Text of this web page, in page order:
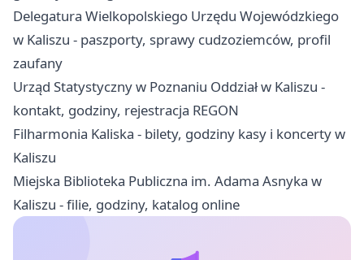
Delegatura Wielkopolskiego Urzędu Wojewódzkiego
w Kaliszu - paszporty, sprawy cudzoziemców, profil
zaufany
Urząd Statystyczny w Poznaniu Oddział w Kaliszu -
kontakt, godziny, rejestracja REGON
Filharmonia Kaliska - bilety, godziny kasy i koncerty w
Kaliszu
Miejska Biblioteka Publiczna im. Adama Asnyka w
Kaliszu - filie, godziny, katalog online